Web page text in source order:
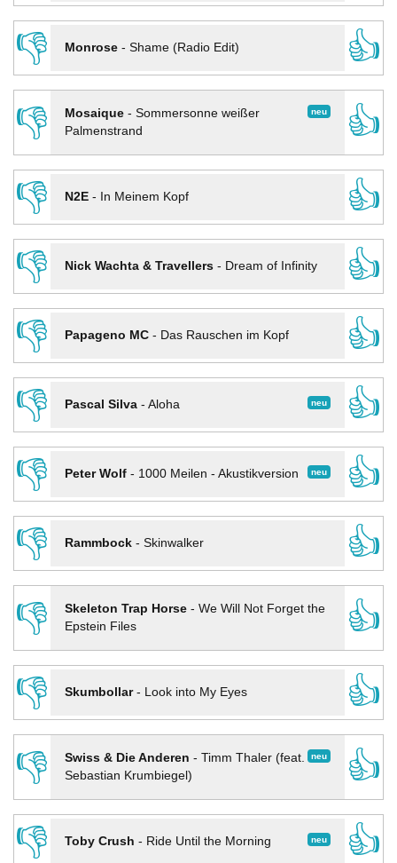
👎
Monrose- Shame (Radio Edit)
👍
👎
neu
Mosaique- Sommersonne weißer
Palmenstrand
👍
👎
N2E- In Meinem Kopf
👍
👎
Nick Wachta & Travellers- Dream of Infinity
👍
👎
Papageno MC- Das Rauschen im Kopf
👍
👎
neu
Pascal Silva- Aloha
👍
👎
neu
Peter Wolf- 1000 Meilen - Akustikversion
👍
👎
Rammbock- Skinwalker
👍
👎
Skeleton Trap Horse- We Will Not Forget the
Epstein Files
👍
👎
Skumbollar- Look into My Eyes
👍
👎
neu
Swiss & Die Anderen - Timm Thaler (feat.
Sebastian Krumbiegel)
👍
👎
neu
Toby Crush - Ride Until the Morning
👍